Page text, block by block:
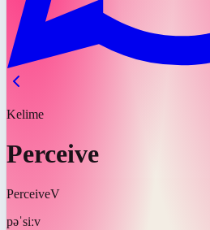
Kelime
Perceive
PerceiveV
pəˈsiːv